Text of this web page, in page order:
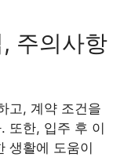
주의사항
고, 계약 조건을
또한, 입주 후 이
생활에 도움이